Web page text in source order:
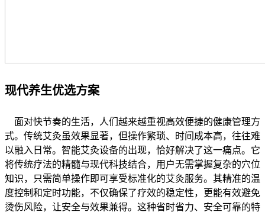
现代养生优选方案
面对快节奏的生活，人们越来越重视高效便捷的健康管理方
式。传统艾灸虽效果显著，但操作繁琐、时间成本高，往往难
以融入日常。智能艾灸设备的出现，恰好解决了这一痛点。它
将传统疗法的精髓与现代科技结合，用户无需掌握复杂的穴位
知识，只需简单操作即可享受标准化的艾灸服务。其精准的温
度控制和定时功能，不仅确保了疗效的稳定性，更能有效避免
烫伤风险，让安全与效果兼得。这种省时省力、安全可靠的特